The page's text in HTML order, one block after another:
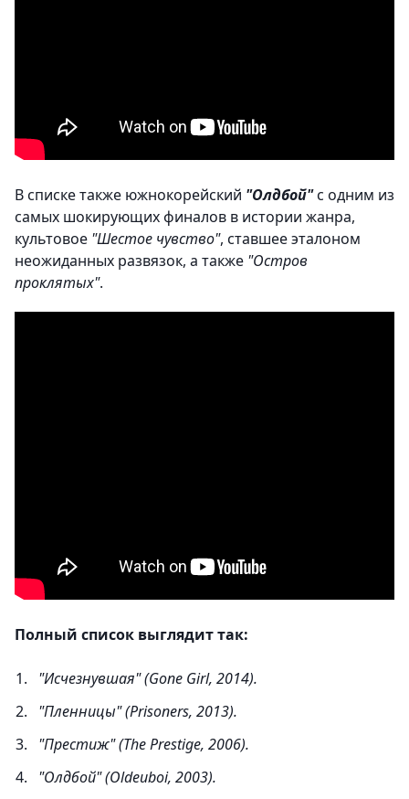
В списке также южнокорейский "Олдбой"с одним из
самых шокирующих финалов в истории жанра,
культовое "Шестое чувство", ставшее эталоном
неожиданных развязок, а также "Остров
проклятых".
Полный список выглядит так:
"Исчезнувшая" (Gone Girl, 2014).
"Пленницы" (Prisoners, 2013).
"Престиж" (The Prestige, 2006).
"Олдбой" (Oldeuboi, 2003).